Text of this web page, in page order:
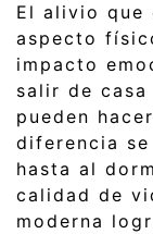
El alivio que
aspecto
impacto
salir de
pueden
diferencia
hasta al
calidad de
moderna